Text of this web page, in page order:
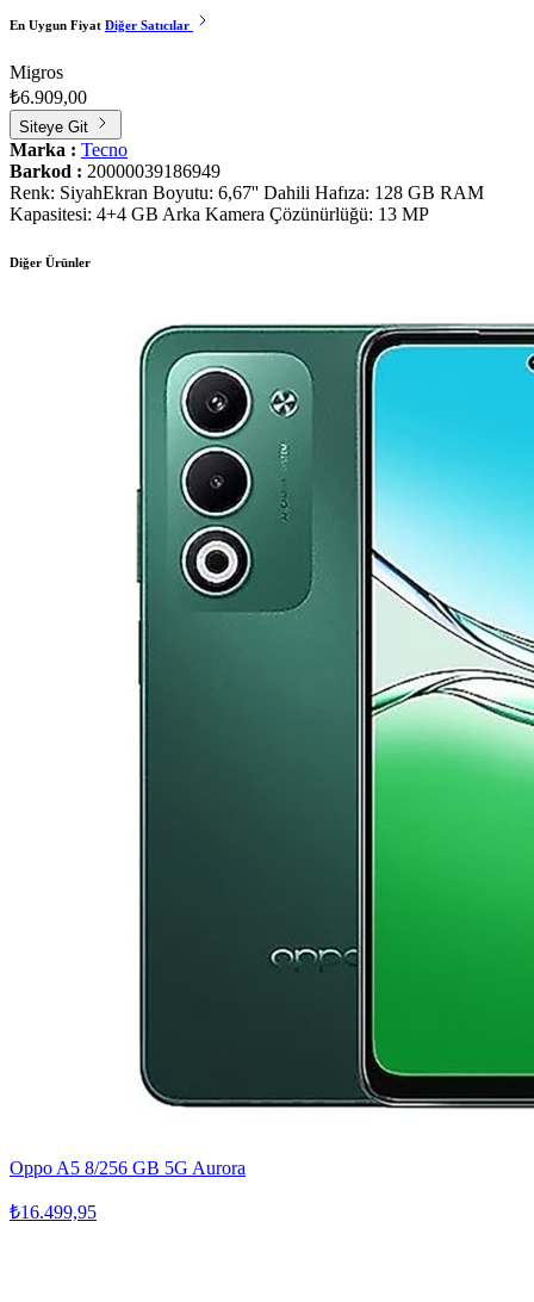
En Uygun Fiyat Diğer Satıcılar
Migros
₺6.909,00
Siteye Git
Marka : Tecno
Barkod : 20000039186949
Renk: SiyahEkran Boyutu: 6,67'' Dahili Hafıza: 128 GB RAM
Kapasitesi: 4+4 GB Arka Kamera Çözünürlüğü: 13 MP
Diğer Ürünler
Oppo A5 8/256 GB 5G Aurora
₺16.499,95